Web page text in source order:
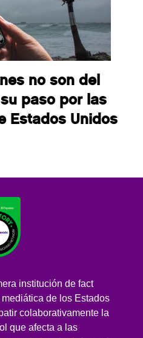
no son del
paso por las
Estados Unidos
institución de fact
de los Estados
colaborativamente la
que afecta a las